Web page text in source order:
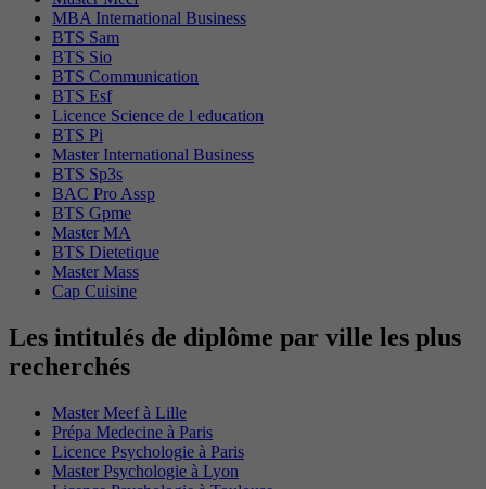
MBA International Business
BTS Sam
BTS Sio
BTS Communication
BTS Esf
Licence Science de l education
BTS Pi
Master International Business
BTS Sp3s
BAC Pro Assp
BTS Gpme
Master MA
BTS Dietetique
Master Mass
Cap Cuisine
Les intitulés de diplôme par ville les plus
recherchés
Master Meef à Lille
Prépa Medecine à Paris
Licence Psychologie à Paris
Master Psychologie à Lyon